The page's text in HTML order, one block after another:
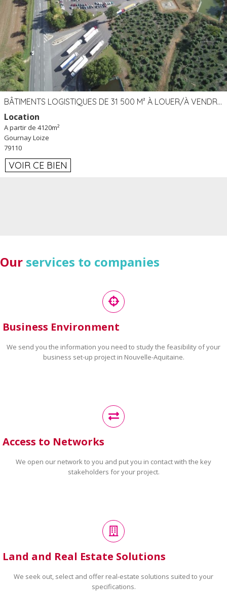
BÂTIMENTS LOGISTIQUES DE 31 500 M² À LOUER/À VENDRE SUR UN SITE DE 17 HA (79)
Location
A partir de 4120m²
Gournay Loize
79110
VOIR CE BIEN
Our services to companies
Business Environment
We send you the information you need to study the feasibility of your
business set-up project in Nouvelle-Aquitaine.
Access to Networks
We open our network to you and put you in contact with the key
stakeholders for your project.
Land and Real Estate Solutions
We seek out, select and offer real-estate solutions suited to your
specifications.